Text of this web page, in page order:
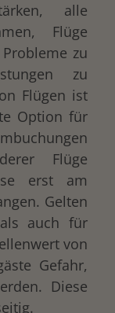
alle
Flüge
zu
zu
Flügen ist
Option für
Flüge
erst am
Gelten
auch für
von
Gefahr,
Diese